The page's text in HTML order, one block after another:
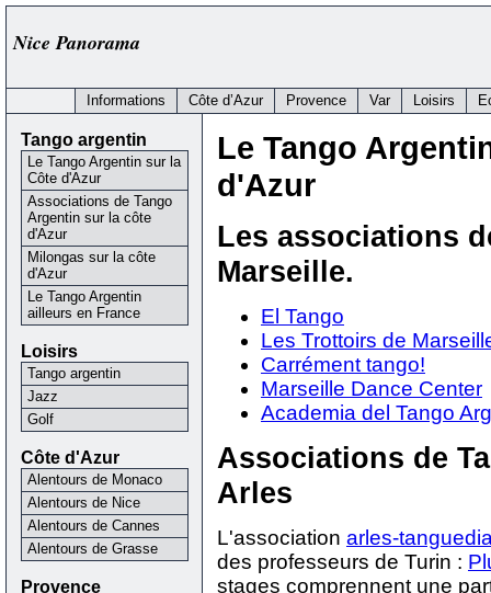
Nice Panorama
Informations Côte d’Azur Provence Var Loisirs
Le Tango
d'Azur
Les associations
Marseille.
El Tango
Les Trottoirs de
Carrément tango!
Marseille Dance Center
Academia del Tango
Associations de
Arles
L'association arles-
des professeurs de Turin :
stages comprennent une
Tango argentin
Le Tango Argentin sur la
Côte d'Azur
Associations de Tango
Argentin sur la côte
d'Azur
Milongas sur la côte
d'Azur
Le Tango Argentin
ailleurs en France
Loisirs
Tango argentin
Jazz
Golf
Côte d'Azur
Alentours de Monaco
Alentours de Nice
Alentours de Cannes
Alentours de Grasse
Provence